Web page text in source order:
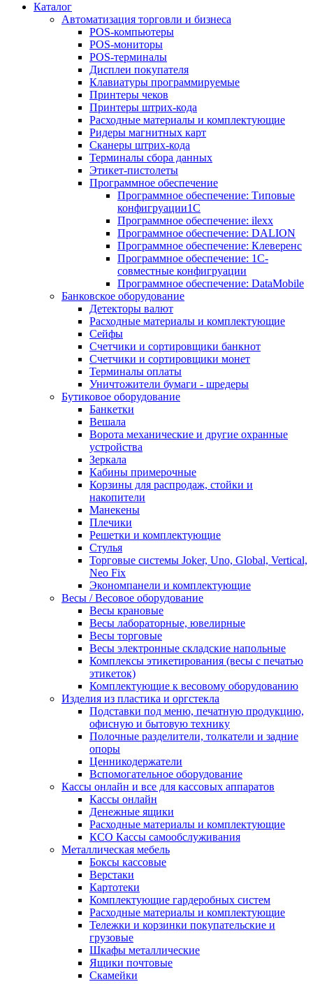
Каталог
Автоматизация торговли и бизнеса
POS-компьютеры
POS-мониторы
POS-терминалы
Дисплеи покупателя
Клавиатуры программируемые
Принтеры чеков
Принтеры штрих-кода
Расходные материалы и комплектующие
Ридеры магнитных карт
Сканеры штрих-кода
Терминалы сбора данных
Этикет-пистолеты
Программное обеспечение
Программное обеспечение: Типовые
конфигруации1С
Программное обеспечение: ilexx
Программное обеспечение: DALION
Программное обеспечение: Клеверенс
Программное обеспечение: 1С-
совместные конфигруации
Программное обеспечение: DataMobile
Банковское оборудование
Детекторы валют
Расходные материалы и комплектующие
Сейфы
Счетчики и сортировщики банкнот
Счетчики и сортировщики монет
Терминалы оплаты
Уничтожители бумаги - шредеры
Бутиковое оборудование
Банкетки
Вешала
Ворота механические и другие охранные
устройства
Зеркала
Кабины примерочные
Корзины для распродаж, стойки и
накопители
Манекены
Плечики
Решетки и комплектующие
Стулья
Торговые системы Joker, Uno, Global, Vertical,
Neo Fix
Экономпанели и комплектующие
Весы / Весовое оборудование
Весы крановые
Весы лабораторные, ювелирные
Весы торговые
Весы электронные складские напольные
Комплексы этикетирования (весы с печатью
этикеток)
Комплектующие к весовому оборудованию
Изделия из пластика и оргстекла
Подставки под меню, печатную продукцию,
офисную и бытовую технику
Полочные разделители, толкатели и задние
опоры
Ценникодержатели
Вспомогательное оборудование
Кассы онлайн и все для кассовых аппаратов
Кассы онлайн
Денежные ящики
Расходные материалы и комплектующие
КСО Кассы самообслуживания
Металлическая мебель
Боксы кассовые
Верстаки
Картотеки
Комплектующие гардеробных систем
Расходные материалы и комплектующие
Тележки и корзинки покупательские и
грузовые
Шкафы металлические
Ящики почтовые
Скамейки